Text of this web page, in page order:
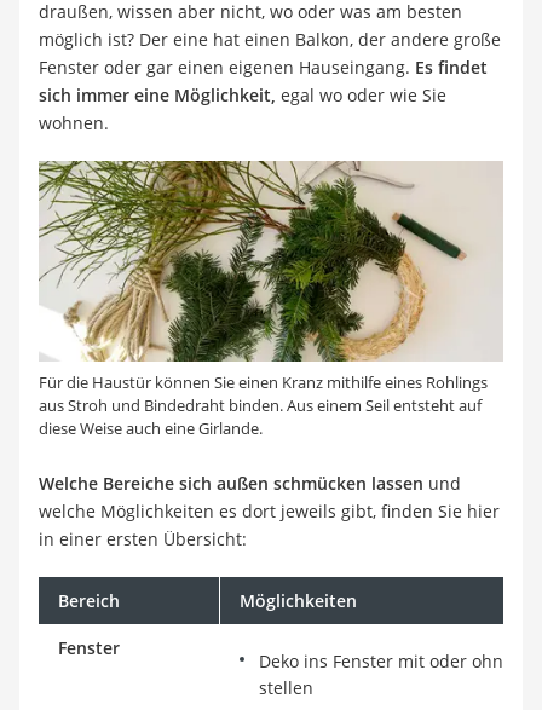
draußen, wissen aber nicht, wo oder was am besten
möglich ist? Der eine hat einen Balkon, der andere große
Fenster oder gar einen eigenen Hauseingang. Es findet
sich immer eine Möglichkeit, egal wo oder wie Sie
wohnen.
Für die Haustür können Sie einen Kranz mithilfe eines Rohlings
aus Stroh und Bindedraht binden. Aus einem Seil entsteht auf
diese Weise auch eine Girlande.
Welche Bereiche sich außen schmücken lassen und
welche Möglichkeiten es dort jeweils gibt, finden Sie hier
in einer ersten Übersicht:
Bereich Möglichkeiten
Fenster
Deko ins Fenster mit oder ohne
stellen